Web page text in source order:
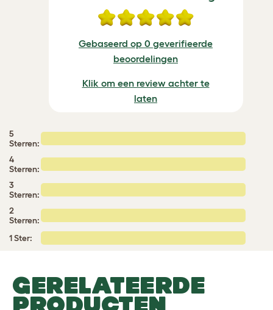
Gebaseerd op 0 geverifieerde
beoordelingen
Klik om een review achter te
laten
5
Sterren:
4
Sterren:
3
Sterren:
2
Sterren:
1 Ster:
GERELATEERDE
PRODUCTEN